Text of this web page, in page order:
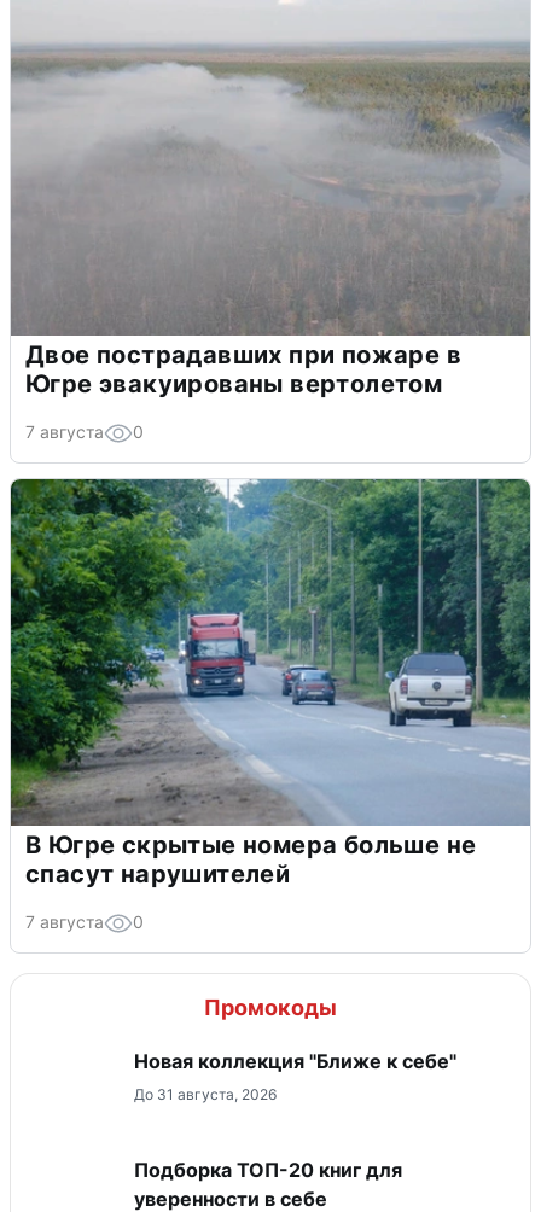
Двое пострадавших при пожаре в
Югре эвакуированы вертолетом
7 августа 0
В Югре скрытые номера больше не
спасут нарушителей
7 августа 0
Промокоды
Новая коллекция "Ближе к себе"
До 31 августа, 2026
Подборка ТОП-20 книг для
уверенности в себе